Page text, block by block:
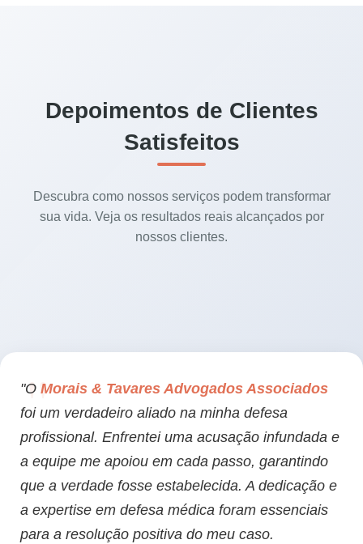
Depoimentos de Clientes
Satisfeitos
Descubra como nossos serviços podem transformar
sua vida. Veja os resultados reais alcançados por
nossos clientes.
"O Morais & Tavares Advogados Associados
foi um verdadeiro aliado na minha defesa
profissional. Enfrentei uma acusação infundada e
a equipe me apoiou em cada passo, garantindo
que a verdade fosse estabelecida. A dedicação e
a expertise em defesa médica foram essenciais
para a resolução positiva do meu caso.